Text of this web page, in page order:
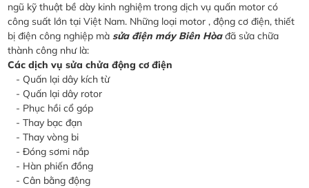
ngũ kỹ thuật bề dày kinh nghiệm trong dịch vụ quấn motor có
công suất lớn tại Việt Nam. Những loại motor , động cơ điện, thiết
bị điện công nghiệp màsửa điện máy Biên Hòađã sửa chữa
thành công như là:
Các dịch vụ sửa chửa động cơ điện
- Quấn lại dây kích từ
- Quấn lại dây rotor
- Phục hồi cổ góp
- Thay bạc đạn
- Thay vòng bi
- Đóng sơmi nắp
- Hàn phiến đồng
- Cân bằng động